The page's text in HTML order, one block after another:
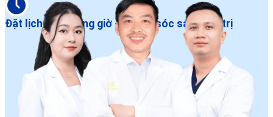
Đặt lịch dễ – Đúng giờ – Chăm sóc sau điều trị